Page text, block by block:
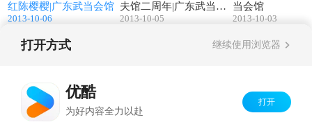
红陈樱樱|广东武当会馆
2013-10-06
夫馆二周年|广东武当会
馆
2013-10-05
当会馆
2013-10-03
打开方式 继续使用浏览器
优酷
为好内容全力以赴
打开